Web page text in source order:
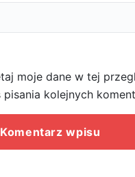
moje dane w tej
pisania kolejnych